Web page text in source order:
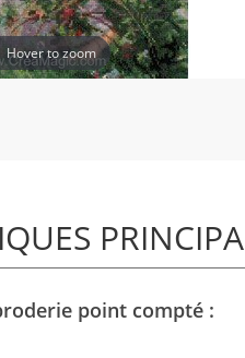
Hover to zoom
point compté :